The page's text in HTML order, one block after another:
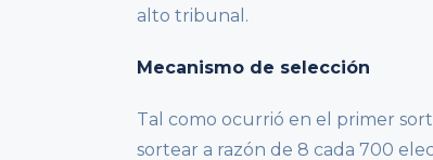
alto tribunal.
Mecanismo de selección
Tal como ocurrió en el primer
sortear a razón de 8 cada 700